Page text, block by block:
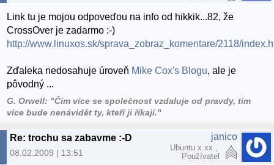
Link tu je mojou odpoveďou na info od hikkik...82, že
CrossOver je zadarmo :-)
http://www.linuxos.sk/sprava_zobraz_komentare/2118/
Zďaleka nedosahuje úroveň Mike Cox's Blogu, ale je
pôvodný ...
G. Orwell: "Čím více se společnost vzdaluje od pravdy, tím
více bude nenávidět ty, kteří ji říkají."
Re: trochu sa zabavme :-D
08.02.2009 | 13:51
janico
Ubuntu x.xx ,
Používateľ